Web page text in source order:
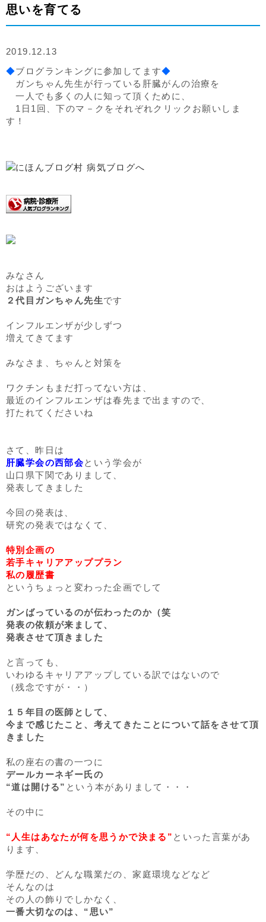
思いを育てる
2019.12.13
◆ブログランキングに参加してます◆
ガンちゃん先生が行っている肝臓がんの治療を
一人でも多くの人に知って頂くために、
1日1回、下のマ－クをそれぞれクリックお願いしま
す！
みなさん
おはようございます
２代目ガンちゃん先生です
インフルエンザが少しずつ
増えてきてます
みなさま、ちゃんと対策を
ワクチンもまだ打ってない方は、
最近のインフルエンザは春先まで出ますので、
打たれてくださいね
さて、昨日は
肝臓学会の西部会という学会が
山口県下関でありまして、
発表してきました
今回の発表は、
研究の発表ではなくて、
特別企画の
若手キャリアアッププラン
私の履歴書
というちょっと変わった企画でして
ガンばっているのが伝わったのか（笑
発表の依頼が来まして、
発表させて頂きました
と言っても、
いわゆるキャリアアップしている訳ではないので
（残念ですが・・）
１５年目の医師として、
今まで感じたこと、考えてきたことについて話をさせて頂
きました
私の座右の書の一つに
デールカーネギー氏の
“道は開ける” という本がありまして・・・
その中に
“人生はあなたが何を思うかで決まる” といった言葉があ
ります、
学歴だの、どんな職業だの、家庭環境などなど
そんなのは
その人の飾りでしかなく、
一番大切なのは、“思い”